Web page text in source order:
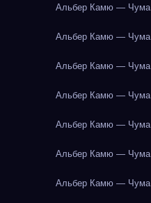
Альбер Камю — Чума
Альбер Камю — Чума
Альбер Камю — Чума
Альбер Камю — Чума
Альбер Камю — Чума
Альбер Камю — Чума
Альбер Камю — Чума